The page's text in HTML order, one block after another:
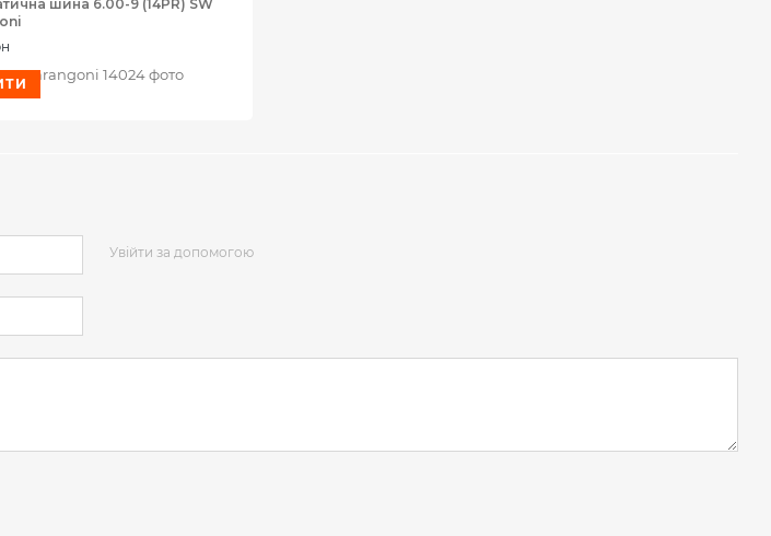
шина 6.00-9 (14PR) SW
Увійти за допомогою